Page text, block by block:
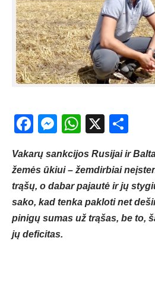
Facebook
Messenger
X
Vakarų sankcijos Rusijai ir
žemės ūkiui – žemdirbiai
trąšų, o dabar pajautė ir jų
sako, kad tenka pakloti net
pinigų sumas už trąšas, be to,
jų deficitas.